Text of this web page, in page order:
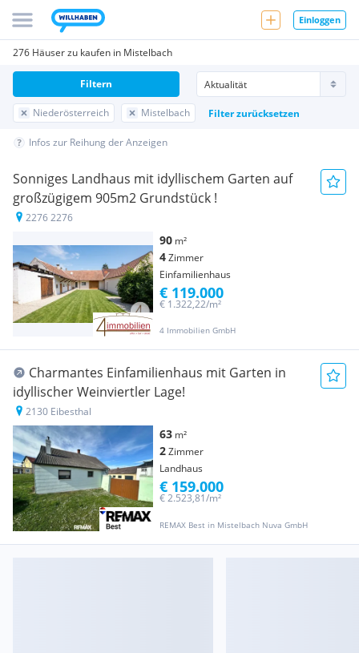
Einloggen
276 Häuser zu kaufen in Mistelbach
Niederösterreich Mistelbach Filter zurücksetzen
Filtern
Infos zur Reihung der Anzeigen
Sonniges Landhaus mit idyllischem Garten auf
großzügigem 905m2 Grundstück !
2276 2276
90 m²
4Zimmer
Einfamilienhaus
4 Immobilien GmbH
€ 1.322,22/m²
€ 119.000
Charmantes Einfamilienhaus mit Garten in
idyllischer Weinviertler Lage!
2130 Eibesthal
63 m²
2Zimmer
Landhaus
REMAX Best in Mistelbach Nuva GmbH
€ 2.523,81/m²
€ 159.000